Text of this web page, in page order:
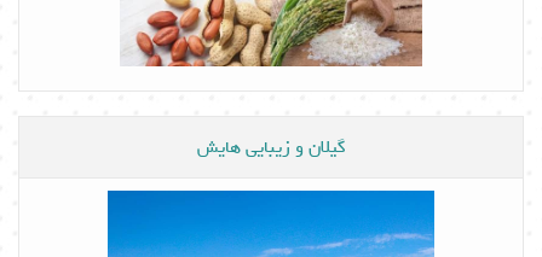
گیلان و زیبایی هایش